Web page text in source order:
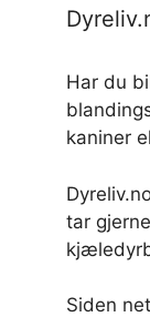
Har du
kaniner
tar
Siden